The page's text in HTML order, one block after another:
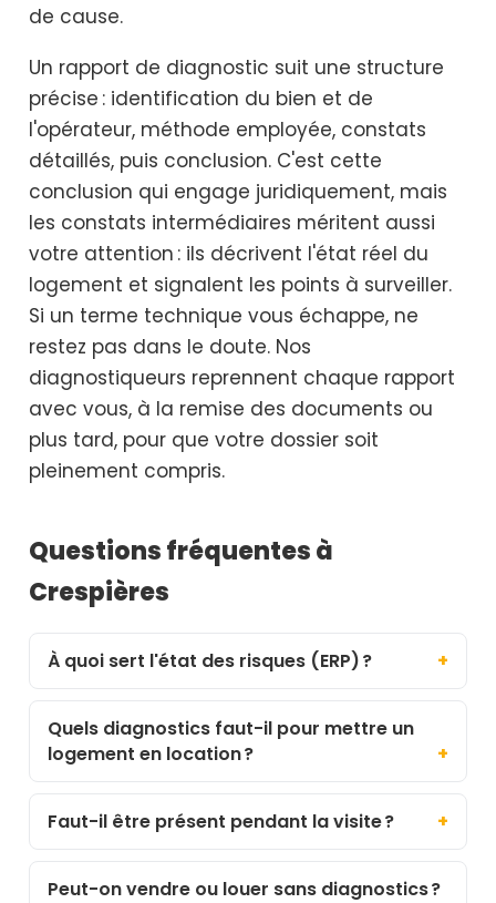
de cause.
Un rapport de diagnostic suit une structure
précise : identification du bien et de
l'opérateur, méthode employée, constats
détaillés, puis conclusion. C'est cette
conclusion qui engage juridiquement, mais
les constats intermédiaires méritent aussi
votre attention : ils décrivent l'état réel du
logement et signalent les points à surveiller.
Si un terme technique vous échappe, ne
restez pas dans le doute. Nos
diagnostiqueurs reprennent chaque rapport
avec vous, à la remise des documents ou
plus tard, pour que votre dossier soit
pleinement compris.
Questions fréquentes à
Crespières
À quoi sert l'état des risques (ERP) ?
Quels diagnostics faut-il pour mettre un
logement en location ?
Faut-il être présent pendant la visite ?
Peut-on vendre ou louer sans diagnostics ?